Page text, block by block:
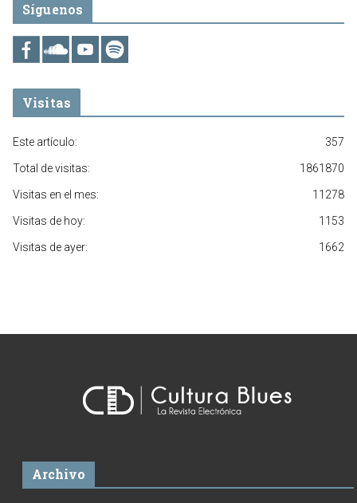
Síguenos
Visitas
357
Este artículo:
1861870
Total de visitas:
11278
Visitas en el mes:
1153
Visitas de hoy:
1662
Visitas de ayer:
Archivo